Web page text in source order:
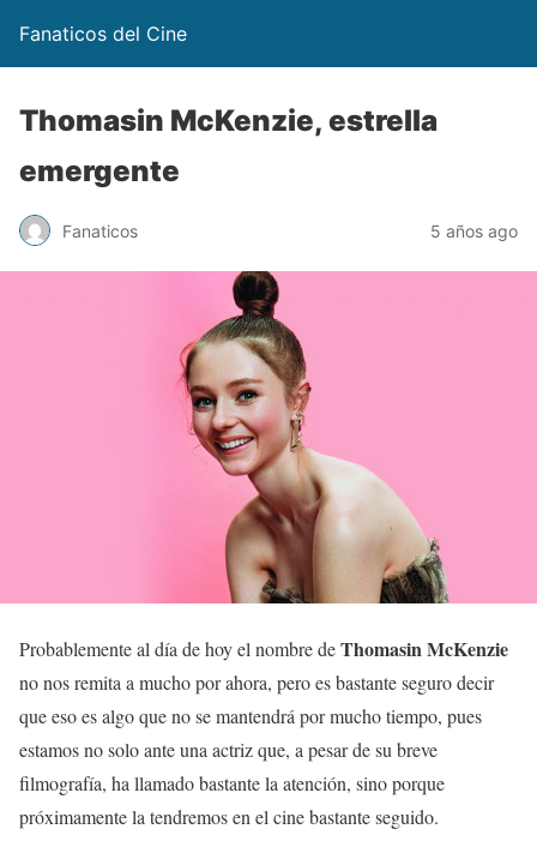
Fanaticos del Cine
Thomasin McKenzie, estrella
emergente
Fanaticos 5 años ago
Probablemente al día de hoy el nombre deThomasin McKenzie
no nos remita a mucho por ahora, pero es bastante seguro decir
que eso es algo que no se mantendrá por mucho tiempo, pues
estamos no solo ante una actriz que, a pesar de su breve
filmografía, ha llamado bastante la atención, sino porque
próximamente la tendremos en el cine bastante seguido.